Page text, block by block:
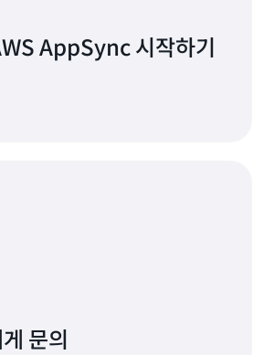
AppSync 시작하기
문의